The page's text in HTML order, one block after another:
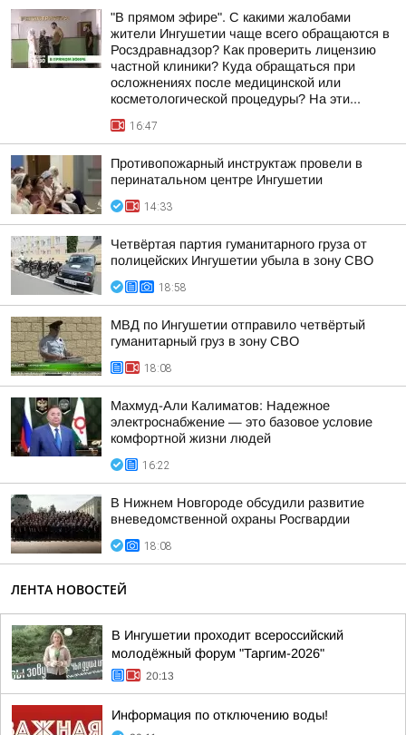
"В прямом эфире". С какими жалобами
жители Ингушетии чаще всего обращаются в
Росздравнадзор? Как проверить лицензию
частной клиники? Куда обращаться при
осложнениях после медицинской или
косметологической процедуры? На эти...
16:47
Противопожарный инструктаж провели в
перинатальном центре Ингушетии
14:33
Четвёртая партия гуманитарного груза от
полицейских Ингушетии убыла в зону СВО
18:58
МВД по Ингушетии отправило четвёртый
гуманитарный груз в зону СВО
18:08
Махмуд-Али Калиматов: Надежное
электроснабжение — это базовое условие
комфортной жизни людей
16:22
В Нижнем Новгороде обсудили развитие
вневедомственной охраны Росгвардии
18:08
ЛЕНТА НОВОСТЕЙ
В Ингушетии проходит всероссийский
молодёжный форум "Таргим-2026"
20:13
Информация по отключению воды!